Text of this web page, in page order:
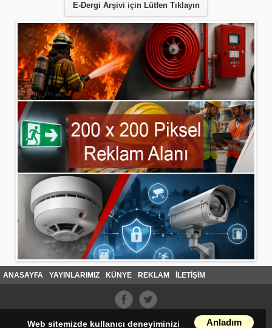
E-Dergi Arşivi için Lütfen Tıklayın
Anladım
Web sitemizde kullanıcı deneyiminizi
ANASAYFA YAYINLARIMIZ KÜNYE REKLAM İLETİŞİM